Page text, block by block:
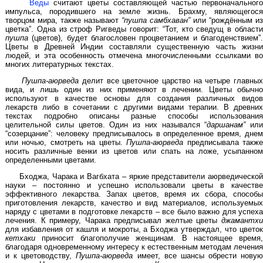
Ведысчитают цветы составляющей частью первоначального
импульса, породившего на земле жизнь. Брахму, являющегося
творцом мира, также называют “пушпа самбхаван”или “рождённым из
цветка”. Одна из строф Ригведы говорит: “Тот, кто сведущ в области
пушпа (цветов), будет благословен процветанием и благоденствием”.
Цветы в Древней Индии составляли существенную часть жизни
людей, и эта особенность отмечена многочисленными ссылками во
многих литературных текстах.
Пушпа-аюрведа делит все цветочное царство на четыре главных
вида, и лишь один из них применяют в лечении. Цветы обычно
используют в качестве основы для создания различных видов
лекарств либо в сочетании с другими видами терапии. В древних
текстах подробно описаны разные способы использования
целительной силы цветов. Один из них назывался “даршанам”или
“созерцание”: человеку предписывалось в определенное время, днем
или ночью, смотреть на цветы.Пушпа-аюрведа предписывала также
носить различные венки из цветов или спать на ложе, усыпанном
определенными цветами.
Бходжа, Чарака и Вагбхата – яркие представители аюрведической
науки – постоянно и успешно использовали цветы в качестве
эффективного лекарства. Запах цветов, время их сбора, способы
приготовления лекарств, качество и вид материалов, используемых
наряду с цветами в подготовке лекарств – все было важно для успеха
лечения. К примеру, Чарака предписывал желтые цветы джамантхи
для избавления от кашля и мокроты, а Бходжа утверждал, что цветок
кетхаки приносит благополучие женщинам. В настоящее время,
благодаря одновременному интересу к естественным методам лечения
и к цветоводству,Пушпа-аюрведа имеет, все шансы обрести новую